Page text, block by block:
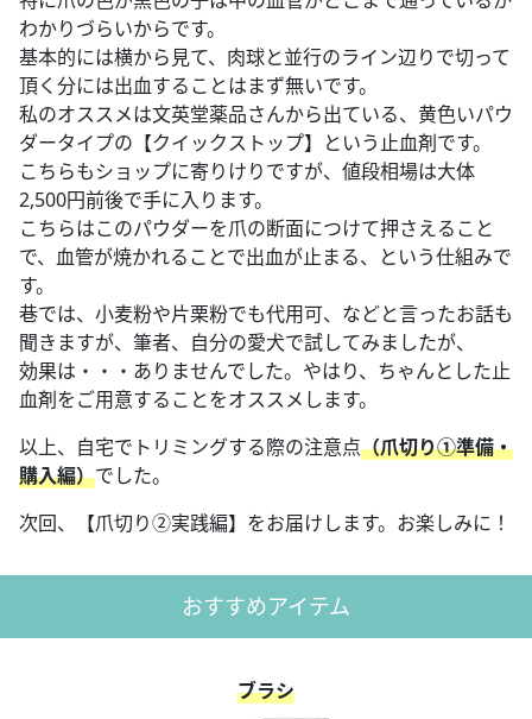
わかりづらいからです。
基本的には横から見て、肉球と並行のライン辺りで切って
頂く分には出血することはまず無いです。
私のオススメは文英堂薬品さんから出ている、黄色いパウ
ダータイプの【クイックストップ】という止血剤です。
こちらもショップに寄りけりですが、値段相場は大体
2,500円前後で手に入ります。
こちらはこのパウダーを爪の断面につけて押さえること
で、血管が焼かれることで出血が止まる、という仕組みで
す。
巷では、小麦粉や片栗粉でも代用可、などと言ったお話も
聞きますが、筆者、自分の愛犬で試してみましたが、
効果は・・・ありませんでした。やはり、ちゃんとした止
血剤をご用意することをオススメします。
以上、自宅でトリミングする際の注意点（爪切り①準備・
購入編）でした。
次回、【爪切り②実践編】をお届けします。お楽しみに！
おすすめアイテム
ブラシ